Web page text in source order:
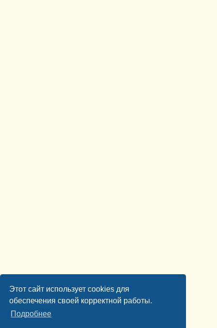
Этот сайт использует cookies для
обеспечения своей корректной работы.
Подробнее